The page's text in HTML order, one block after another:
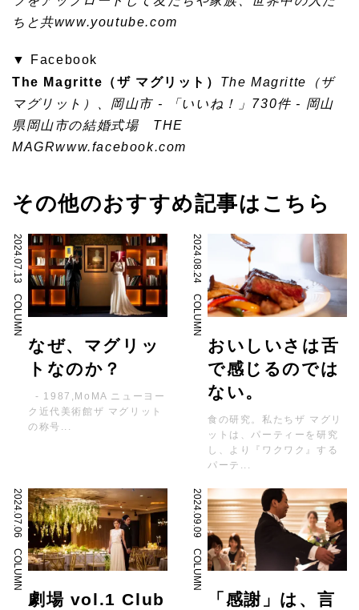
ちと共www.youtube.com
▼ Facebook
The Magritte（ザ マグリット） The Magritte（ザ
マグリット）、岡山市 - 「いいね！」730件 - 岡山
県岡山市の結婚式場 THE
MAGRwww.facebook.com
その他のおすすめ記事はこちら
2024.07.13
COLUMN
なぜ、マグリッ
トなのか？
- 1987,MoMA ニューヨー
ク近代美術館ザ マグリット
の称号...
2024.08.24
COLUMN
おいしいさは舌
で感じるのでは
ない。
食の研究。私たちザ マグリ
ットは、パーティーを研究
し、より『ワクワク』する
パーテ...
2024.07.06
COLUMN
劇場 vol.1 Club
2024.09.09
COLUMN
「感謝」は、言